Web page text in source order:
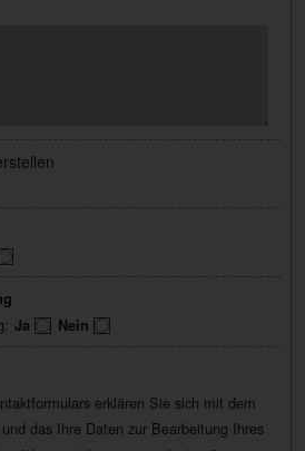
Ja Nein
erklären Sie sich mit dem
das Ihre Daten zur Bearbeitung Ihres